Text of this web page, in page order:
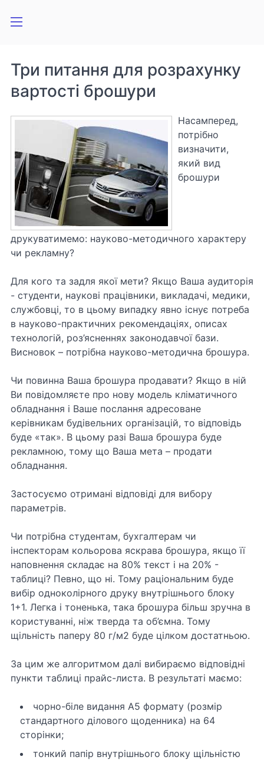
Три питання для розрахунку
вартості брошури
Насамперед,
потрібно
визначити,
який вид
брошури
друкуватимемо: науково-методичного характеру
чи рекламну?
Для кого та задля якої мети? Якщо Ваша аудиторія
- студенти, наукові працівники, викладачі, медики,
службовці, то в цьому випадку явно існує потреба
в науково-практичних рекомендаціях, описах
технологій, роз’ясненнях законодавчої бази.
Висновок – потрібна науково-методична брошура.
Чи повинна Ваша брошура продавати? Якщо в ній
Ви повідомляєте про нову модель кліматичного
обладнання і Ваше послання адресоване
керівникам будівельних організацій, то відповідь
буде «так». В цьому разі Ваша брошура буде
рекламною, тому що Ваша мета – продати
обладнання.
Застосуємо отримані відповіді для вибору
параметрів.
Чи потрібна студентам, бухгалтерам чи
інспекторам кольорова яскрава брошура, якщо її
наповнення складає на 80% текст і на 20% -
таблиці? Певно, що ні. Тому раціональним буде
вибір одноколірного друку внутрішнього блоку
1+1. Легка і тоненька, така брошура більш зручна в
користуванні, ніж тверда та об’ємна. Тому
щільність паперу 80 г/м2 буде цілком достатньою.
За цим же алгоритмом далі вибираємо відповідні
пункти таблиці прайс-листа. В результаті маємо:
чорно-біле видання А5 формату (розмір
стандартного ділового щоденника) на 64
сторінки;
тонкий папір внутрішнього блоку щільністю